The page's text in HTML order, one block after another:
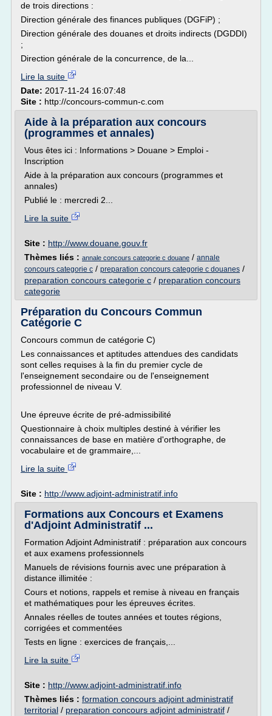
de trois directions :
Direction générale des finances publiques (DGFiP) ;
Direction générale des douanes et droits indirects (DGDDI)
;
Direction générale de la concurrence, de la...
Lire la suite
Date: 2017-11-24 16:07:48
Site : http://concours-commun-c.com
Aide à la préparation aux concours
(programmes et annales)
Vous êtes ici : Informations > Douane > Emploi -
Inscription
Aide à la préparation aux concours (programmes et
annales)
Publié le : mercredi 2...
Lire la suite
Site : http://www.douane.gouv.fr
Thèmes liés : annale concours categorie c douane / annale
concours categorie c / preparation concours categorie c douanes /
preparation concours categorie c / preparation concours
categorie
Préparation du Concours Commun
Catégorie C
Concours commun de catégorie C)
Les connaissances et aptitudes attendues des candidats
sont celles requises à la fin du premier cycle de
l'enseignement secondaire ou de l'enseignement
professionnel de niveau V.
Une épreuve écrite de pré-admissibilité
Questionnaire à choix multiples destiné à vérifier les
connaissances de base en matière d'orthographe, de
vocabulaire et de grammaire,...
Lire la suite
Site : http://www.adjoint-administratif.info
Formations aux Concours et Examens
d'Adjoint Administratif ...
Formation Adjoint Administratif : préparation aux concours
et aux examens professionnels
Manuels de révisions fournis avec une préparation à
distance illimitée :
Cours et notions, rappels et remise à niveau en français
et mathématiques pour les épreuves écrites.
Annales réelles de toutes années et toutes régions,
corrigées et commentées
Tests en ligne : exercices de français,...
Lire la suite
Site : http://www.adjoint-administratif.info
Thèmes liés : formation concours adjoint administratif
territorial / preparation concours adjoint administratif /